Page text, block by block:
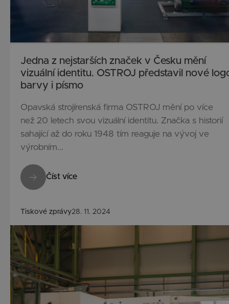
Jedna z nejstarších značek v Česku mění
vizuální identitu. OSTROJ představil nové
barvy i písmo
Opavská strojírenská firma OSTROJ mění po více
než 20 letech svou vizuální identitu. Značka s historií
sahající až do roku 1948 tím reaguje na vývoj ve
výrobním...
Číst více
Tiskové zprávy28. 11. 2024